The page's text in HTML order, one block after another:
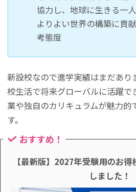
協力し、地球に生きる一人
よりよい世界の構築に貢
考態度
新設校なので進学実績はまだあり
校生活で将来グローバルに活躍で
業や独自のカリキュラムが魅力的
す。
おすすめ！
【最新版】2027年受験用のお
しました！